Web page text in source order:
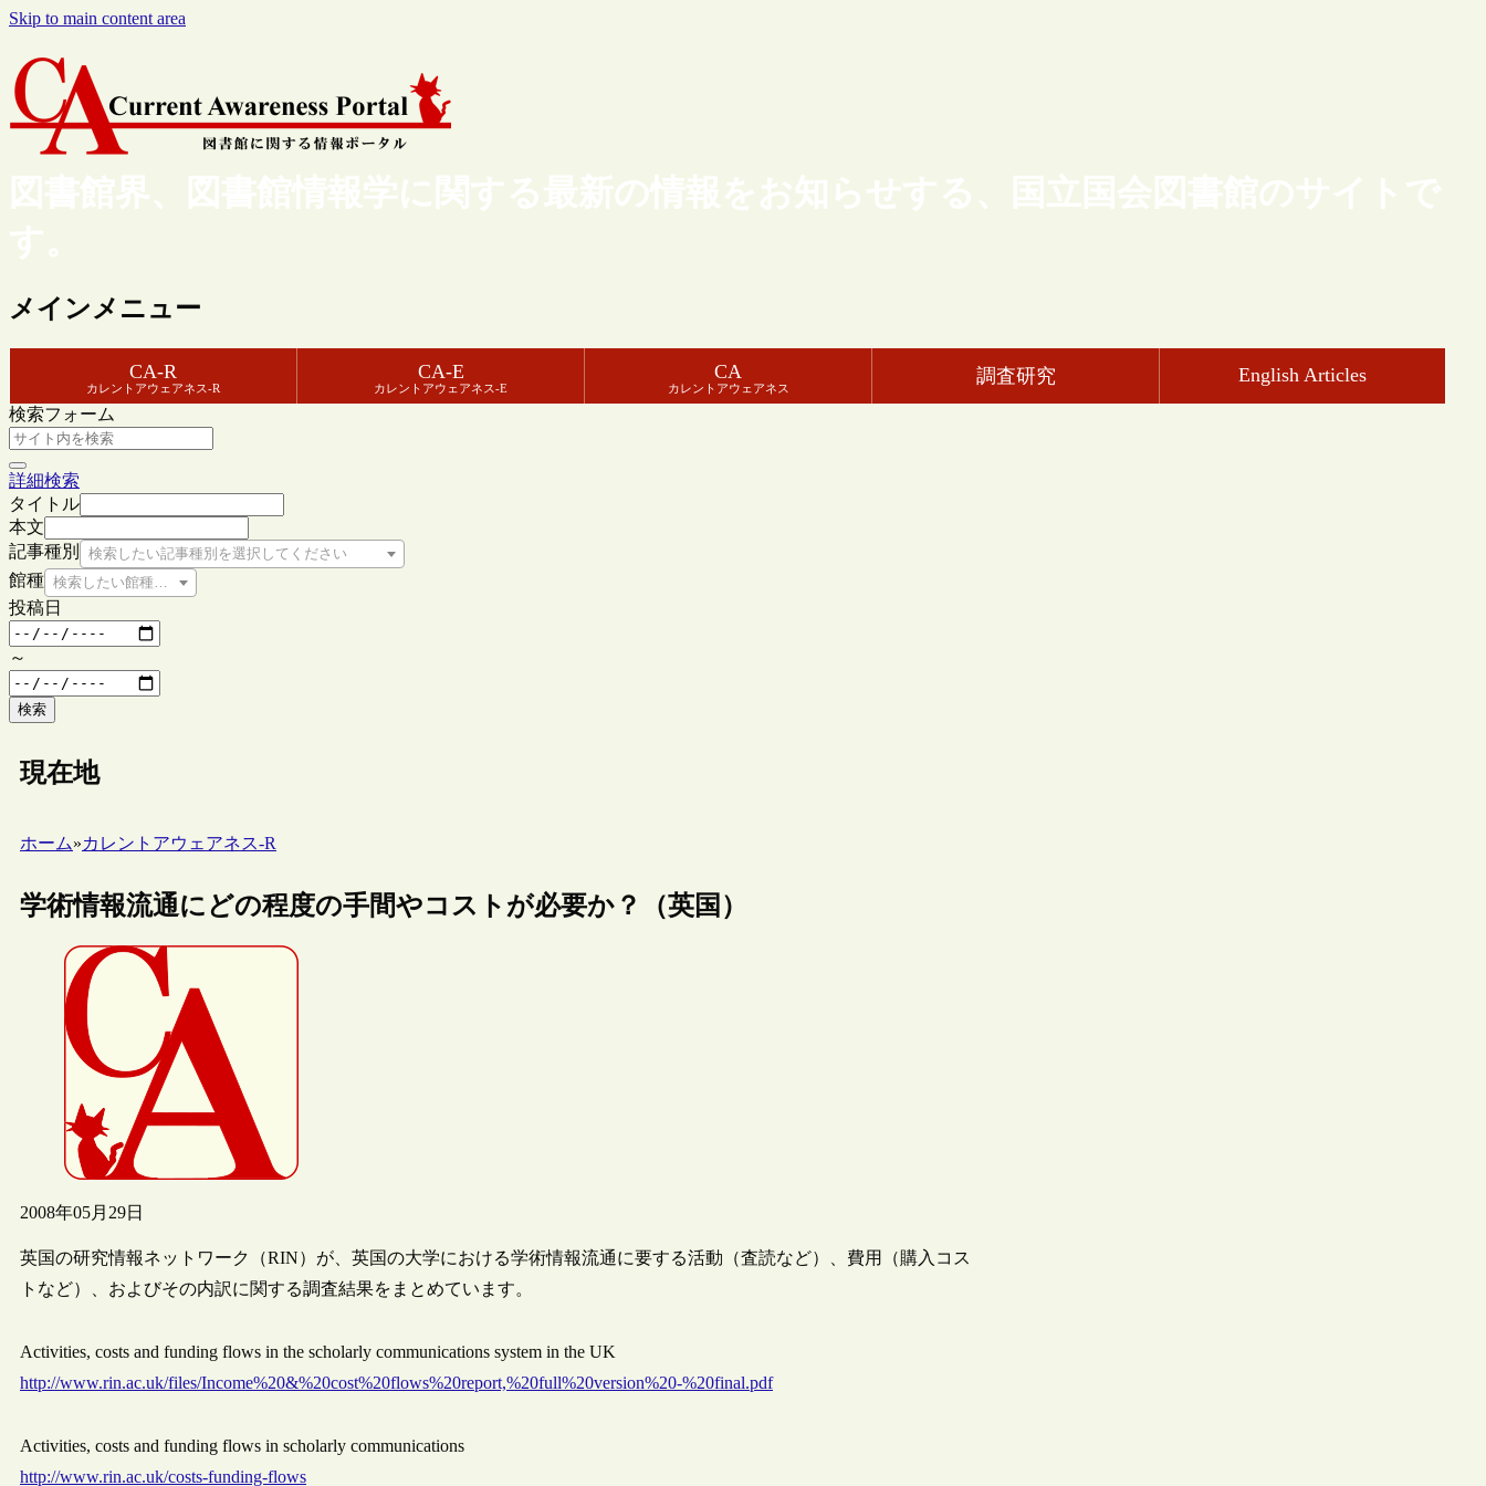
Skip to main content area
図書館界、図書館情報学に関する最新の情報をお知らせする、国立国会図書館のサイトで
す。
メインメニュー
CA-R
カレントアウェアネス-R
CA-E
カレントアウェアネス-E
CA
カレントアウェアネス
調査研究 English Articles
検索フォーム
詳細検索
タイトル
本文
記事種別
検索したい記事種別を選択してください
館種 検索したい館種を選択してください
投稿日
～
検索
現在地
ホーム»カレントアウェアネス-R
学術情報流通にどの程度の手間やコストが必要か？（英国）
2008年05月29日
英国の研究情報ネットワーク（RIN）が、英国の大学における学術情報流通に要する活動（査読など）、費用（購入コス
トなど）、およびその内訳に関する調査結果をまとめています。
Activities, costs and funding flows in the scholarly communications system in the UK
http://www.rin.ac.uk/files/Income%20&%20cost%20flows%20report,%20full%20version%20-%20final.pdf
Activities, costs and funding flows in scholarly communications
http://www.rin.ac.uk/costs-funding-flows